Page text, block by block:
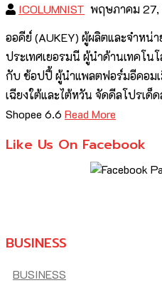
ICOLUMNIST พฤษภาคม 27,
ออคีย์ (AUKEY) ผู้ผลิตและจำห
ประเทศเยอรมนี ผู้นำด้านเทคโน
กับ ช้อปปี้ ผู้นำแพลตฟอร์มอีคอม
เฉียงใต้และไต้หวัน จัดดีลโปรเด็
Shopee 6.6 Read More
Like Us On Facebook
BUSINESS
BUSINESS